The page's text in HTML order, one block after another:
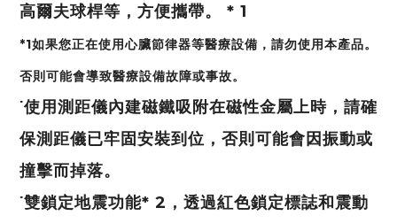
高爾夫球桿等，方便攜帶。 * 1
*1如果您正在使用心臟節律器等醫療設備，請勿使用本產品。
否則可能會導致醫療設備故障或事故。
˙使用測距儀內建磁鐵吸附在磁性金屬上時，請確
保測距儀已牢固安裝到位，否則可能會因振動或
撞擊而掉落。
˙雙鎖定地震功能* 2，透過紅色鎖定標誌和震動